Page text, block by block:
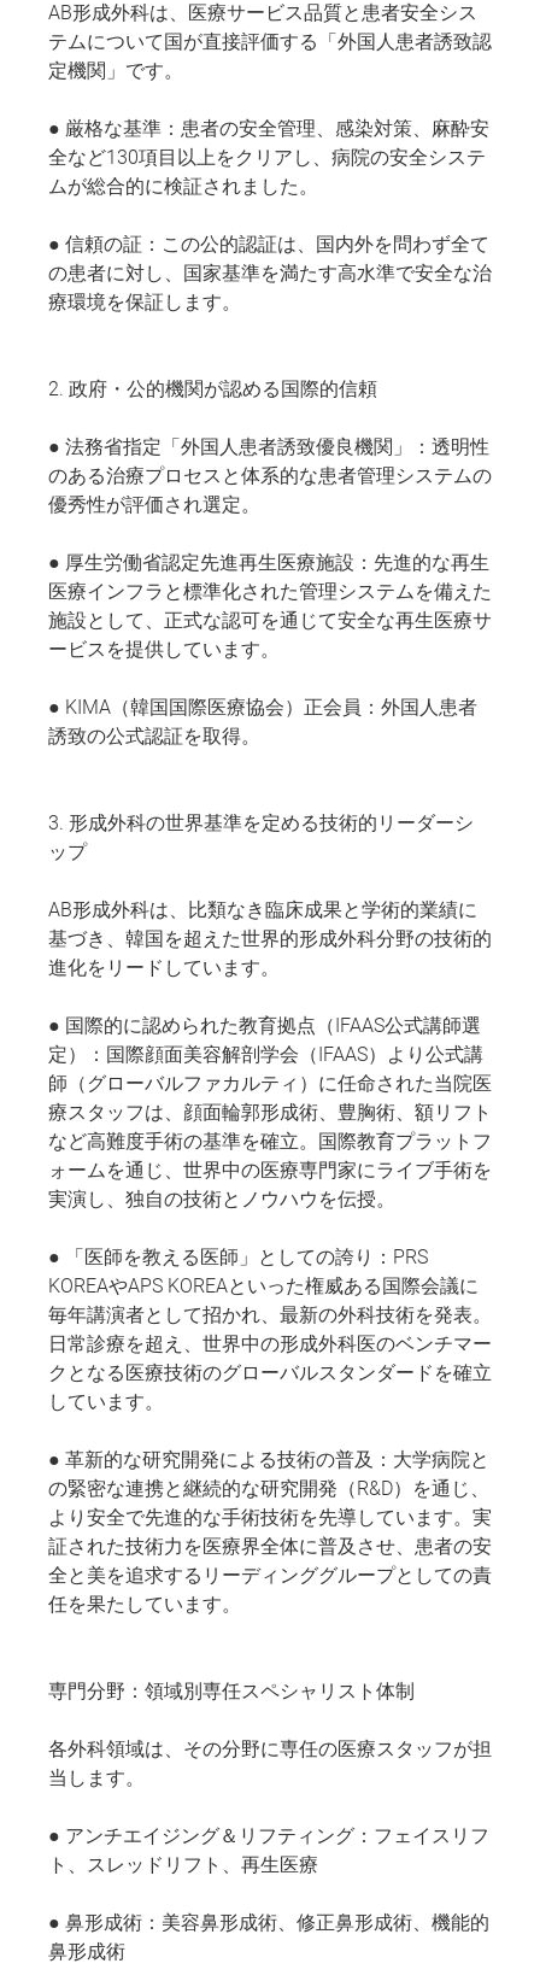
AB形成外科は、医療サービス品質と患者安全シス
テムについて国が直接評価する「外国人患者誘致認
定機関」です。
● 厳格な基準：患者の安全管理、感染対策、麻酔安
全など130項目以上をクリアし、病院の安全システ
ムが総合的に検証されました。
● 信頼の証：この公的認証は、国内外を問わず全て
の患者に対し、国家基準を満たす高水準で安全な治
療環境を保証します。
2. 政府・公的機関が認める国際的信頼
● 法務省指定「外国人患者誘致優良機関」：透明性
のある治療プロセスと体系的な患者管理システムの
優秀性が評価され選定。
● 厚生労働省認定先進再生医療施設：先進的な再生
医療インフラと標準化された管理システムを備えた
施設として、正式な認可を通じて安全な再生医療サ
ービスを提供しています。
● KIMA（韓国国際医療協会）正会員：外国人患者
誘致の公式認証を取得。
3. 形成外科の世界基準を定める技術的リーダーシ
ップ
AB形成外科は、比類なき臨床成果と学術的業績に
基づき、韓国を超えた世界的形成外科分野の技術的
進化をリードしています。
● 国際的に認められた教育拠点（IFAAS公式講師選
定）：国際顔面美容解剖学会（IFAAS）より公式講
師（グローバルファカルティ）に任命された当院医
療スタッフは、顔面輪郭形成術、豊胸術、額リフト
など高難度手術の基準を確立。国際教育プラットフ
ォームを通じ、世界中の医療専門家にライブ手術を
実演し、独自の技術とノウハウを伝授。
● 「医師を教える医師」としての誇り：PRS
KOREAやAPS KOREAといった権威ある国際会議に
毎年講演者として招かれ、最新の外科技術を発表。
日常診療を超え、世界中の形成外科医のベンチマー
クとなる医療技術のグローバルスタンダードを確立
しています。
● 革新的な研究開発による技術の普及：大学病院と
の緊密な連携と継続的な研究開発（R&D）を通じ、
より安全で先進的な手術技術を先導しています。実
証された技術力を医療界全体に普及させ、患者の安
全と美を追求するリーディンググループとしての責
任を果たしています。
専門分野：領域別専任スペシャリスト体制
各外科領域は、その分野に専任の医療スタッフが担
当します。
● アンチエイジング＆リフティング：フェイスリフ
ト、スレッドリフト、再生医療
● 鼻形成術：美容鼻形成術、修正鼻形成術、機能的
鼻形成術